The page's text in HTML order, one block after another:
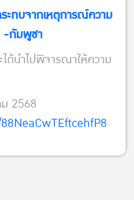
ทบจากเหตุการณ์ความ
-กัมพูชา
ด้นำไปพิจารณาให้ความ
2568